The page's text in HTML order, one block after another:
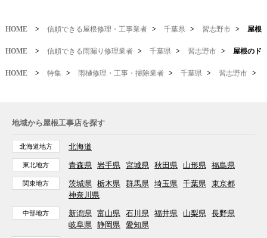
HOME > 信頼できる屋根修理・工事業者 > 千葉県 > 習志野市 > 屋根
HOME > 信頼できる雨漏り修理業者 > 千葉県 > 習志野市 > 屋根のド
HOME > 特集 > 雨樋修理・工事・掃除業者 > 千葉県 > 習志野市 >
地域から屋根工事店を探す
北海道地方 北海道
東北地方 青森県 岩手県 宮城県 秋田県 山形県 福島県
関東地方 茨城県 栃木県 群馬県 埼玉県 千葉県 東京都
神奈川県
中部地方 新潟県 富山県 石川県 福井県 山梨県 長野県
岐阜県 静岡県 愛知県